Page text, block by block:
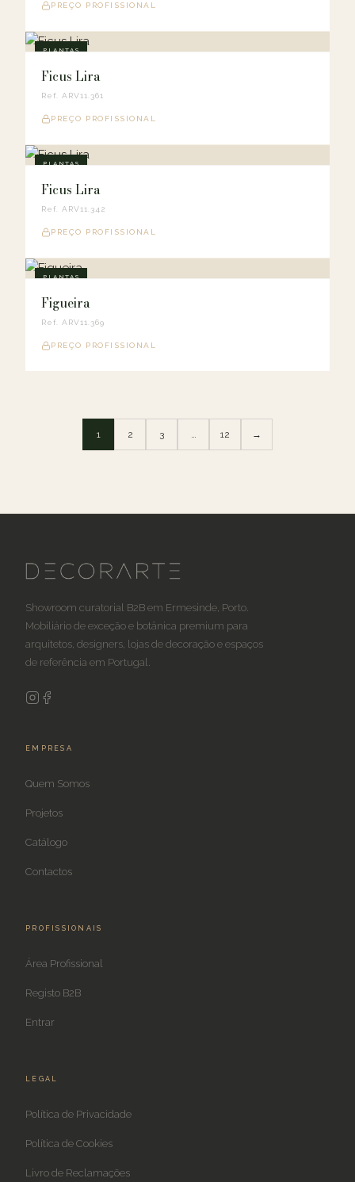
PREÇO PROFISSIONAL
PLANTAS
Ficus Lira
Ref. ARV11.361
PREÇO PROFISSIONAL
PLANTAS
Ficus Lira
Ref. ARV11.342
PREÇO PROFISSIONAL
PLANTAS
Figueira
Ref. ARV11.369
PREÇO PROFISSIONAL
1 2 3 … 12 →
Showroom curatorial B2B em Ermesinde, Porto.
Mobiliário de exceção e botânica premium para
arquitetos, designers, lojas de decoração e espaços
de referência em Portugal.
EMPRESA
Quem Somos
Projetos
Catálogo
Contactos
PROFISSIONAIS
Área Profissional
Registo B2B
Entrar
LEGAL
Política de Privacidade
Política de Cookies
Livro de Reclamações